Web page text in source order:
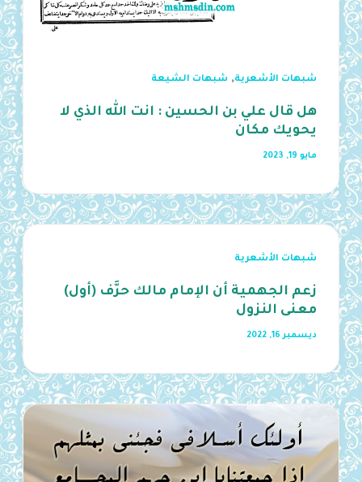
شبهات الأشعرية, شبهات الشيعة
هل قال علي بن الحسين : انت الله الذي لا
يحويك مكان
مايو 19, 2023
شبهات الأشعرية
زعم الجهمية أن الإمام مالك حرَّف (أول)
معنى النزول
ديسمبر 16, 2022